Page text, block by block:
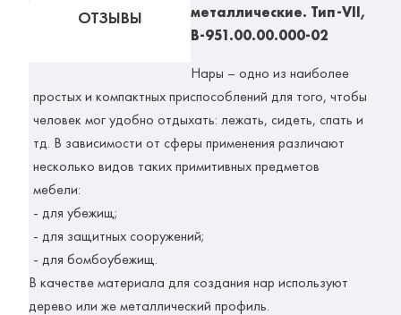
ОТЗЫВЫ
металлические. Тип-VII,
В-951.00.00.000-02
Нары – одно из наиболее
простых и компактных приспособлений для того, чтобы
человек мог удобно отдыхать: лежать, сидеть, спать и
тд. В зависимости от сферы применения различают
несколько видов таких примитивных предметов
мебели:
- для убежищ;
- для защитных сооружений;
- для бомбоубежищ.
В качестве материала для создания нар используют
дерево или же металлический профиль.